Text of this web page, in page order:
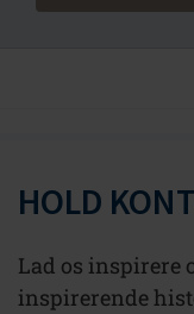
HOLD
Lad os inspirere
inspirerende